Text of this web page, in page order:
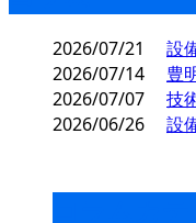
2026/07/21
設
2026/07/14
豊
2026/07/07
技
2026/06/26
設